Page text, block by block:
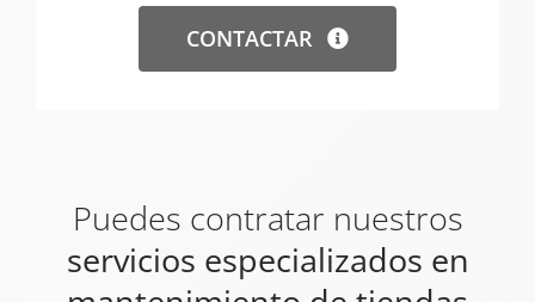
CONTACTAR
Puedes contratar nuestros
servicios especializados en